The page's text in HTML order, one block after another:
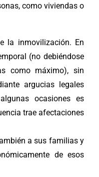
como viviendas o
la inmovilización. En
(no debiéndose
como máximo), sin
argucias legales
ocasiones es
trae afectaciones
a sus familias y
de esos